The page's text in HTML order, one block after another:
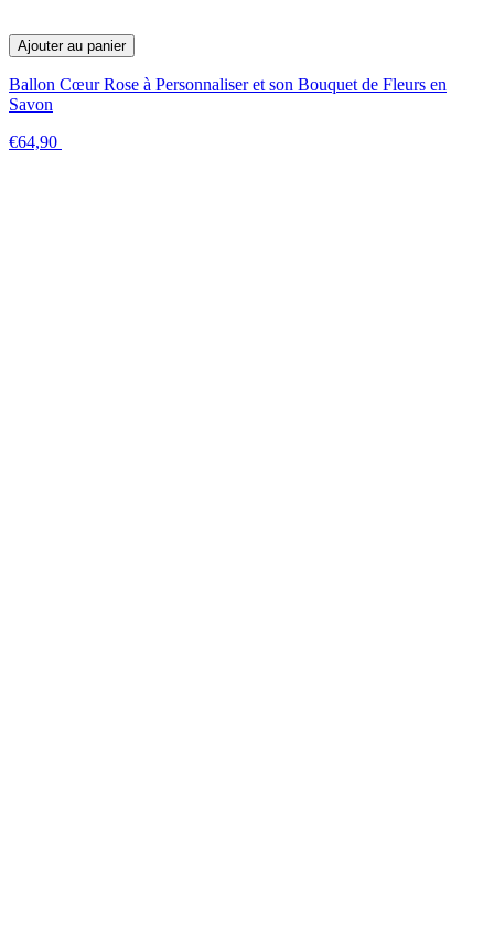
Ajouter au panier
Ballon Cœur Rose à Personnaliser et son Bouquet de Fleurs en
Savon
€64,90